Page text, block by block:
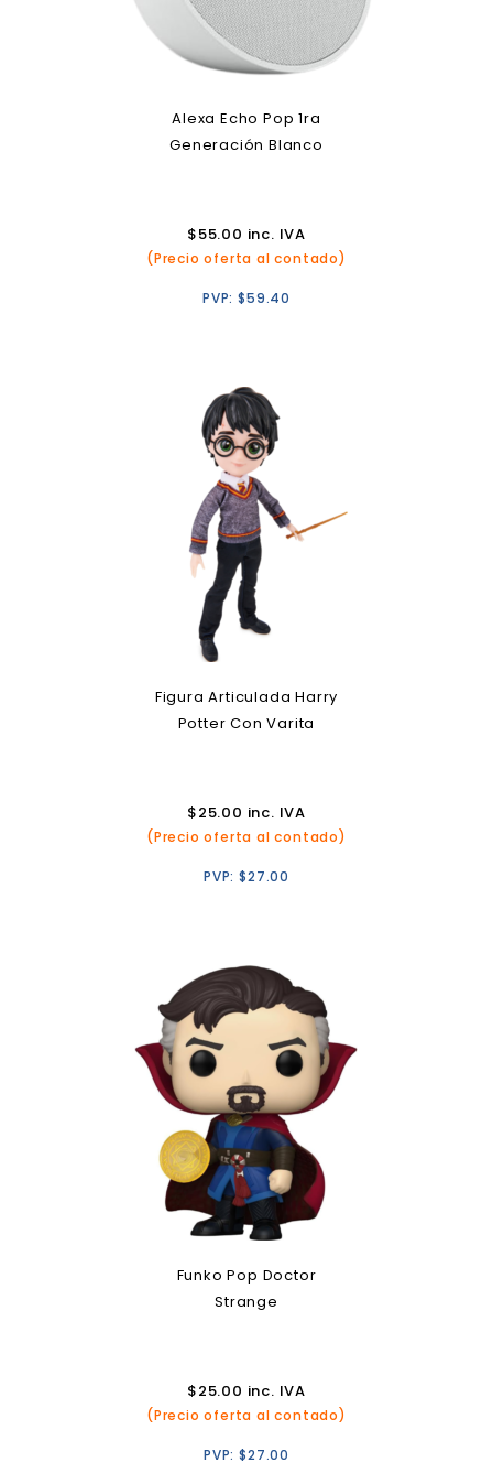
Alexa Echo Pop 1ra
Generación Blanco
$55.00 inc. IVA
(Precio oferta al contado)
PVP:$59.40
Figura Articulada Harry
Potter Con Varita
$25.00 inc. IVA
(Precio oferta al contado)
PVP:$27.00
Funko Pop Doctor
Strange
$25.00 inc. IVA
(Precio oferta al contado)
PVP:$27.00